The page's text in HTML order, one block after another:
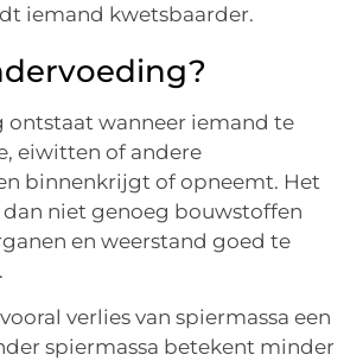
iemand kwetsbaarder.
ontstaat wanneer iemand te
eiwitten of andere
binnenkrijgt of opneemt. Het
niet genoeg bouwstoffen
en weerstand goed te
verlies van spiermassa een
spiermassa betekent minder